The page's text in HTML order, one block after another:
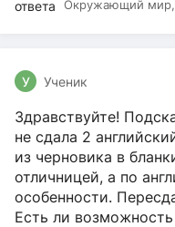
Окружающий мир,
У Ученик
Здравствуйте!
не сдала 2
из черновика в
отличницей, а по
особенности.
Есть ли